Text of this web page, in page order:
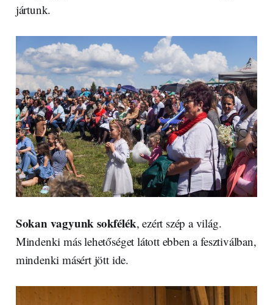
jártunk.
Sokan vagyunk sokfélék, ezért szép a világ.
Mindenki más lehetőséget látott ebben a fesztiválban,
mindenki másért jött ide.